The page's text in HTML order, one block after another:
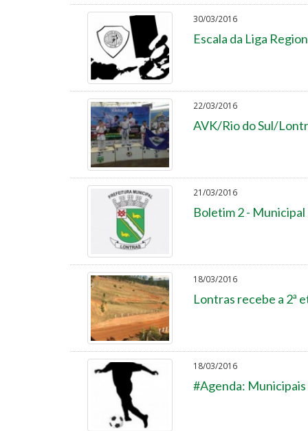
30/03/2016
Escala da Liga
22/03/2016
AVK/Rio do Sul/
21/03/2016
Boletim 2 -
18/03/2016
Lontras recebe a 2ª
18/03/2016
#Agenda: